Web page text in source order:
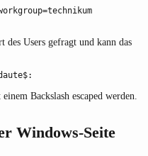
Users gefragt und kann das
Backslash escaped werden.
Windows-Seite